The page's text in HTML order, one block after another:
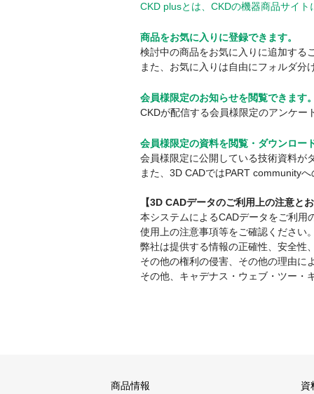
CKD plusとは、CKDの機器商品サイ
商品をお気に入りに登録できます。
検討中の商品をお気に入りに追加する
また、お気に入りは自由にフォルダ
会員様限定のお知らせを閲覧できます
CKDが配信する会員様限定のアンケー
会員様限定の資料を閲覧・ダウンロー
会員様限定に公開している技術資料が
また、3D CADではPART community
【3D CADデータのご利用上の注意と
本システムによるCADデータをご利用
使用上の注意事項等をご確認ください
弊社は提供する情報の正確性、安全性
その他の権利の侵害、その他の理由に
その他、キャデナス・ウェブ・ツー・
商品情報 資